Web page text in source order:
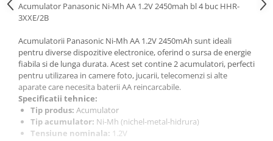
Baterii si acumulatori gel si VRLA
6-12 V
Baterii si acumulatori AGM VRLA
de 6-12 V
Acumulatori Moto, ATV
GEL
AGM
Li-Ion
SLA AGM (Sealed Lead Acid)
Acumulator Panasonic Ni-Mh AA 1.2V 2450mah bl 4 buc HHR-
3XXE/2B
Acumulatorii Panasonic Ni-Mh AA 1.2V 2450mAh sunt ideali
pentru diverse dispozitive electronice, oferind o sursa de energie
fiabila si de lunga durata. Acest set contine 2 acumulatori, perfecti
pentru utilizarea in camere foto, jucarii, telecomenzi si alte
aparate care necesita baterii AA reincarcabile.
Specificatii tehnice:
Tip produs: Acumulator
Tip acumulator: Ni-Mh (nichel-metal-hidrura)
Tensiune nominala: 1.2V